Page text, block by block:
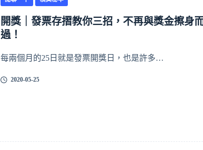
開獎｜發票存摺教你三招，不再與獎金擦身
過！
每兩個月的25日就是發票開獎日，也是許多…
2020-05-25